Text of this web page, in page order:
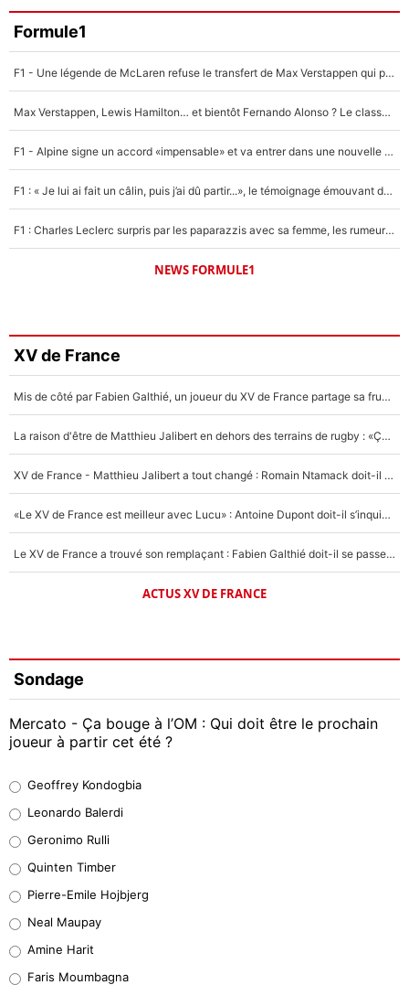
Formule1
F1 - Une légende de McLaren refuse le transfert de Max Verstappen qui pourrait «faire des vagues» et plomber l'ambiance dans l'équipe
Max Verstappen, Lewis Hamilton… et bientôt Fernando Alonso ? Le classement des pilotes les mieux payés en Formule 1 risque de changer !
F1 - Alpine signe un accord «impensable» et va entrer dans une nouvelle dimension : Grande nouvelle pour Pierre Gasly !
F1 : « Je lui ai fait un câlin, puis j’ai dû partir...», le témoignage émouvant de Max Verstappen sur sa fille
F1 : Charles Leclerc surpris par les paparazzis avec sa femme, les rumeurs étaient vraies !
NEWS FORMULE1
XV de France
Mis de côté par Fabien Galthié, un joueur du XV de France partage sa frustration : «ils ne me l’ont pas dit tout de suite»
La raison d'être de Matthieu Jalibert en dehors des terrains de rugby : «Ça m'atteint autant que si tu touches à un membre de ma famille»
XV de France - Matthieu Jalibert a tout changé : Romain Ntamack doit-il s’inquiéter pour sa place à un an de la Coupe du monde ?
«Le XV de France est meilleur avec Lucu» : Antoine Dupont doit-il s’inquiéter pour sa place ?
Le XV de France a trouvé son remplaçant : Fabien Galthié doit-il se passer d'Antoine Dupont ?
ACTUS XV DE FRANCE
Sondage
Mercato - Ça bouge à l’OM : Qui doit être le prochain
joueur à partir cet été ?
38%
32%
5%
1%
Geoffrey Kondogbia
Leonardo Balerdi
Geronimo Rulli
Quinten Timber
Pierre-Emile Hojbjerg
Neal Maupay
Amine Harit
Faris Moumbagna